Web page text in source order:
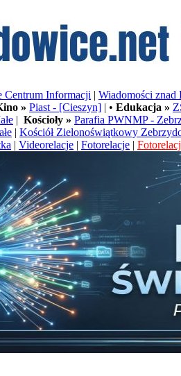
Centrum Informacji | Wiadomości znad
» Piast - [Cieszyn] | • Edukacja »
| Kościoły » Parafia PWNMP -
| Kościół Zielonoświątkowy
| Videorelacje | Fotorelacje |